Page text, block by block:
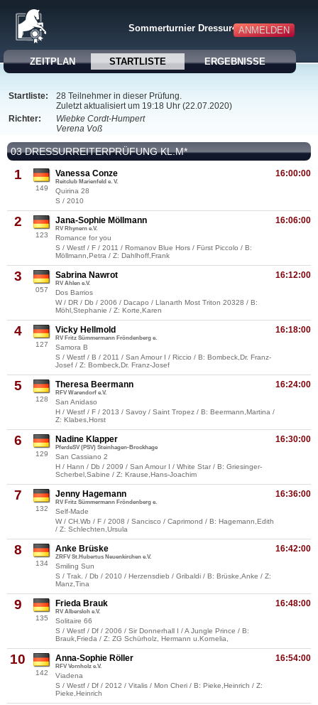
ANMELDEN
Sommerturnier Dressur4
ZEITPLAN STARTLISTE ERGEBNISSE
Startliste:
28 Teilnehmer in dieser Prüfung.
Zuletzt aktualisiert um 19:18 Uhr (22.07.2020)
Richter:
Wiebke Cordt-Humpert
Verena Voß
03 DRESSURREITERPRÜFUNG KL.M*
1
149
16:00:00
Vanessa Conze
Reitclub Marienfeld e. V.
Quirina 28
S / 2010
2
123
16:06:00
Jana-Sophie Möllmann
RV Rhynern e.V.
Romance for you
S / Westf / F / 2011 / Romanov Blue Hors / Fürst Piccolo / B:
Möllmann,Petra / Z: Dahlhoff,Frank
3
057
16:12:00
Sabrina Nawrot
RV Ahlen e.V.
Dos Barrios
W / DR / Db / 2006 / Dacapo / Llanarth Most Triton 20328 / B:
Möhl,Stephanie / Z: Korte,Karen
4
127
16:18:00
Vicky Hellmold
RV Fritz Sümmermann Fröndenberg e.
Samora B
S / Westf / B / 2011 / San Amour I / Riccio / B: Bombeck,Dr. Franz-
Josef / Z: Bombeck,Dr. Franz-Josef
5
128
16:24:00
Theresa Beermann
RFV Warendorf e.V.
San Anidaso
H / Westf / F / 2013 / Savoy / Saint Tropez / B: Beermann,Martina /
Z: Klabes,Horst
6
129
16:30:00
Nadine Klapper
PferdeSV (PSV) Steinhagen-Brockhage
San Cassiano 2
H / Hann / Db / 2009 / San Amour I / White Star / B: Griesinger-
Scherbel,Sabine / Z: Krause,Hans-Joachim
7
132
16:36:00
Jenny Hagemann
RV Fritz Sümmermann Fröndenberg e.
Self-Made
W / CH.Wb / F / 2008 / Sancisco / Caprimond / B: Hagemann,Edith
/ Z: Schlechten,Ursula
8
134
16:42:00
Anke Brüske
ZRFV St.Hubertus Neuenkirchen e.V.
Smiling Sun
S / Trak. / Db / 2010 / Herzensdieb / Gribaldi / B: Brüske,Anke / Z:
Manz,Tina
9
135
16:48:00
Frieda Brauk
RV Albersloh e.V.
Solitaire 66
S / Westf / Df / 2006 / Sir Donnerhall I / A Jungle Prince / B:
Brauk,Frieda / Z: ZG Schürholz, Hermann u.Kornelia,
10
142
16:54:00
Anna-Sophie Röller
RFV Vornholz e.V.
Viadena
S / Westf / Df / 2012 / Vitalis / Mon Cheri / B: Pieke,Heinrich / Z:
Pieke,Heinrich